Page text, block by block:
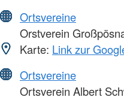
Ortsvereine
Orstverein
Karte: Link zur
Ortsvereine
Ortsverein Albert